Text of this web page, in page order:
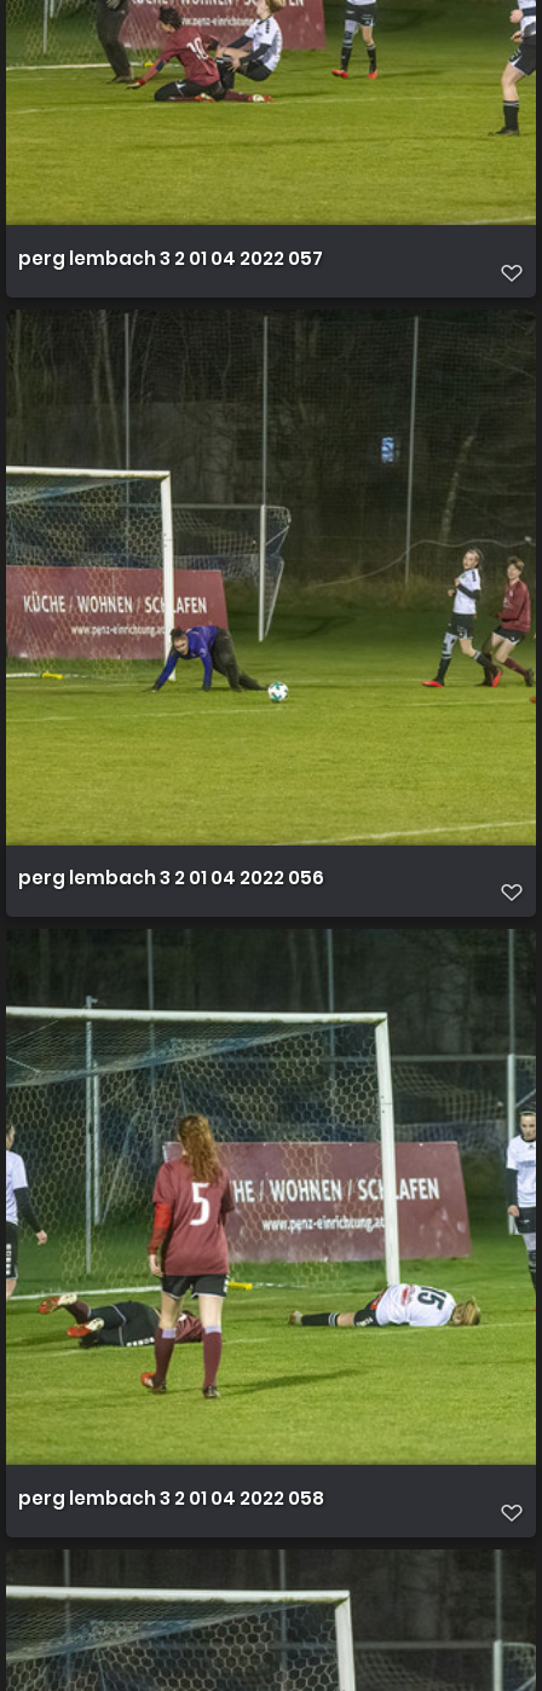
perg lembach 3 2 01 04 2022 057
perg lembach 3 2 01 04 2022 056
perg lembach 3 2 01 04 2022 058